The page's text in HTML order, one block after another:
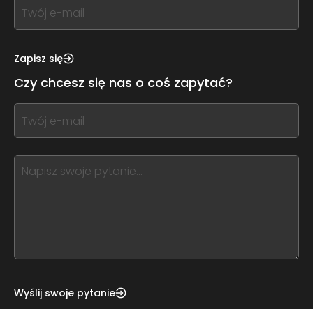
If
you
this,
this
form
field
blank
Zapisz się
Czy chcesz się nas o coś zapytać?
If
you
this,
leave
Wyślij swoje pytanie